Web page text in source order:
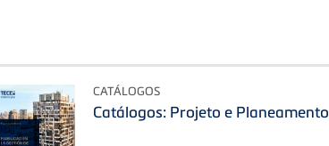
CATÁLOGOS
Catálogos: Projeto e Planeamento